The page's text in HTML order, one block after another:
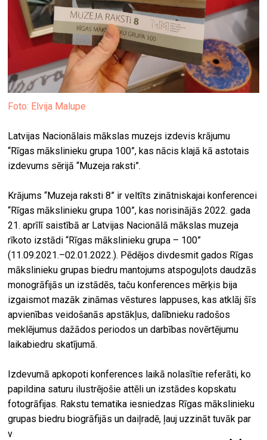
Foto: Elvija Malupe
Latvijas Nacionālais mākslas muzejs izdevis krājumu
“Rīgas mākslinieku grupa 100”, kas nācis klajā kā astotais
izdevums sērijā “Muzeja raksti”.
Krājums “Muzeja raksti 8” ir veltīts zinātniskajai konferencei
“Rīgas mākslinieku grupa 100”, kas norisinājās 2022. gada
21. aprīlī saistībā ar Latvijas Nacionālā mākslas muzeja
rīkoto izstādi “Rīgas mākslinieku grupa – 100”
(11.09.2021.–02.01.2022.). Pēdējos divdesmit gados Rīgas
mākslinieku grupas biedru mantojums atspoguļots daudzās
monogrāfijās un izstādēs, taču konferences mērķis bija
izgaismot mazāk zināmas vēstures lappuses, kas atklāj šīs
apvienības veidošanās apstākļus, dalībnieku radošos
meklējumus dažādos periodos un darbības novērtējumu
laikabiedru skatījumā.
Izdevumā apkopoti konferences laikā nolasītie referāti, ko
papildina saturu ilustrējošie attēli un izstādes kopskatu
fotogrāfijas. Rakstu tematika iesniedzas Rīgas mākslinieku
grupas biedru biogrāfijās un daiļradē, ļauj uzzināt tuvāk par
viņu sakariem ar Eiropas mākslas centriem, īpaši Parīzi, kā